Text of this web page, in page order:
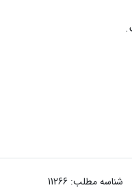
شناسه مطلب: 11266